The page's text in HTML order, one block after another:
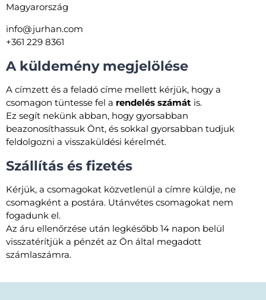
Magyarország
info@jurhan.com
+361 229 8361
A küldemény megjelölése
A címzett és a feladó címe mellett kérjük, hogy a
csomagon tüntesse fel a rendelés számát is.
Ez segít nekünk abban, hogy gyorsabban
beazonosíthassuk Önt, és sokkal gyorsabban tudjuk
feldolgozni a visszaküldési kérelmét.
Szállítás és fizetés
Kérjük, a csomagokat közvetlenül a címre küldje, ne
csomagként a postára. Utánvétes csomagokat nem
fogadunk el.
Az áru ellenőrzése után legkésőbb 14 napon belül
visszatérítjük a pénzét az Ön által megadott
számlaszámra.